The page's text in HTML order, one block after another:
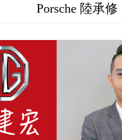
Porsche 陸承修